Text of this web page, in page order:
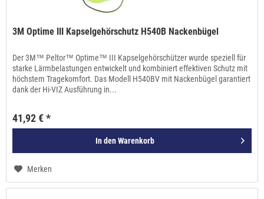
3M Optime III Kapselgehörschutz H540B Nackenbügel
Der 3M™ Peltor™ Optime™ III Kapselgehörschützer wurde speziell für
starke Lärmbelastungen entwickelt und kombiniert effektiven Schutz mit
höchstem Tragekomfort. Das Modell H540BV mit Nackenbügel garantiert
dank der Hi-VIZ Ausführung in...
41,92 € *
In denWarenkorb
Merken